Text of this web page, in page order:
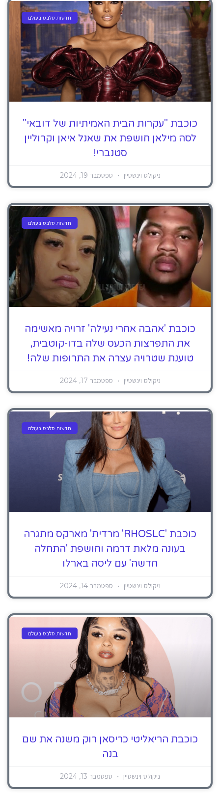
חדשות סלבס בעולם
כוכבת "עקרות הבית האמיתיות של דובאי"
לסה מילאן חושפת את שאנל איאן וקרוליין
סטנברי!
ניקולס וינשטיין ספטמבר 19, 2024
חדשות סלבס בעולם
כוכבת 'אהבה אחרי נעילה' זרויה מאשימה
את התפרצות הכעס שלה בדו-קוטבית,
טוענת שטרויה עצרה את התרופות שלה!
ניקולס וינשטיין ספטמבר 17, 2024
חדשות סלבס בעולם
כוכבת 'RHOSLC' מרדית' מארקס מתגרה
בעונה מלאת דרמה וחושפת 'התחלה
חדשה' עם ליסה בארלו
ניקולס וינשטיין ספטמבר 14, 2024
חדשות סלבס בעולם
כוכבת הריאליטי כריסאן רוק משנה את שם
בנה
ניקולס וינשטיין ספטמבר 13, 2024